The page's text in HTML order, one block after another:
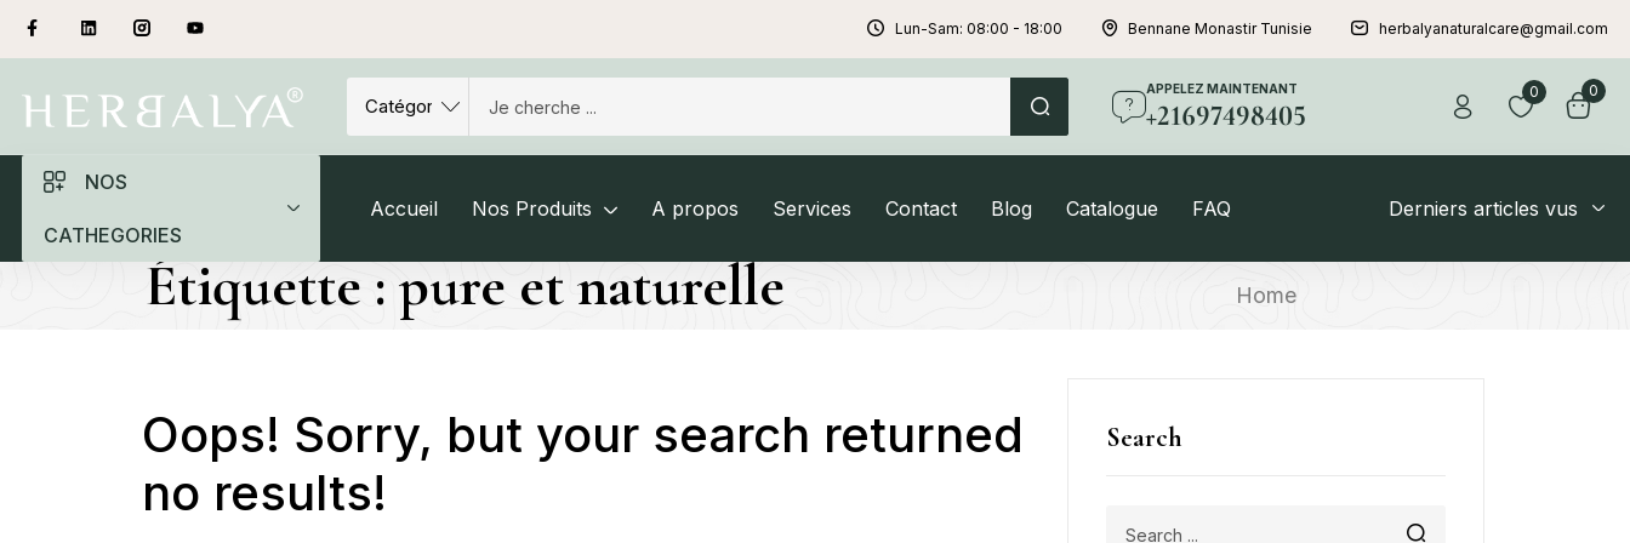
Lun-Sam: 08:00 - 18:00 Bennane Monastir Tunisie herbalyanaturalcare@gmail.com
APPELEZ MAINTENANT
+21697498405
0 0
NOS
CATHEGORIES
Accueil Nos Produits A propos Services Contact Blog Catalogue FAQ Derniers articles vus
Étiquette :pure et naturelle Home
Search
Oops! Sorry, but your search returned
no results!